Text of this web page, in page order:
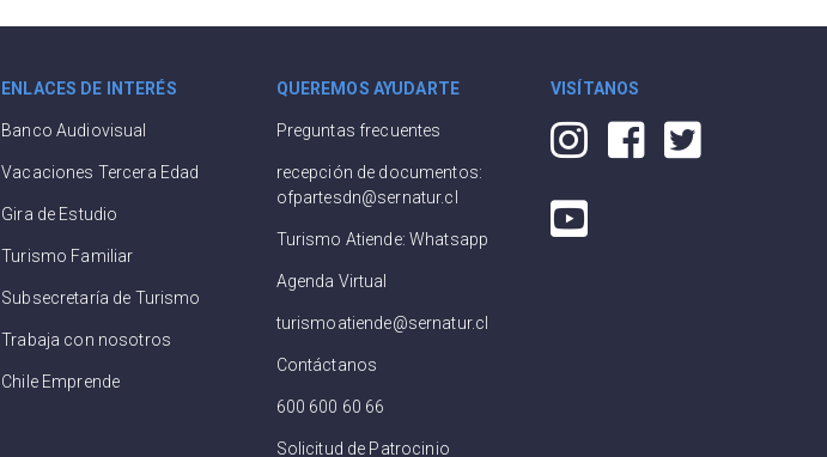
ENLACES DE INTERÉS
Banco Audiovisual
Vacaciones Tercera Edad
Gira de Estudio
Turismo Familiar
Subsecretaría de Turismo
Trabaja con nosotros
Chile Emprende
QUEREMOS AYUDARTE
Preguntas frecuentes
recepción de documentos:
ofpartesdn@sernatur.cl
Turismo Atiende: Whatsapp
Agenda Virtual
turismoatiende@sernatur.cl
Contáctanos
600 600 60 66
Solicitud de Patrocinio
VISÍTANOS